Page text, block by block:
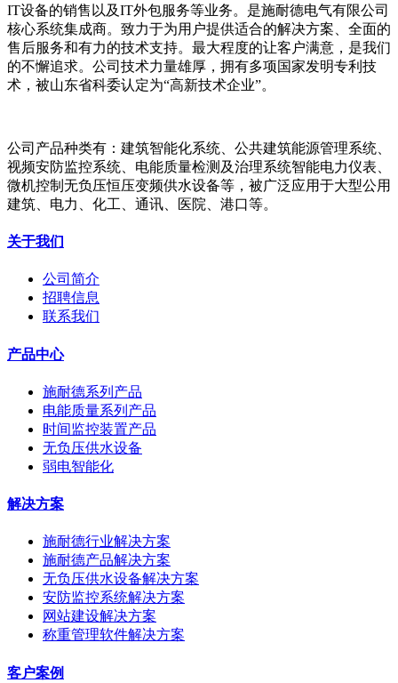
IT设备的销售以及IT外包服务等业务。是施耐德电气有限公司
核心系统集成商。致力于为用户提供适合的解决方案、全面的
售后服务和有力的技术支持。最大程度的让客户满意，是我们
的不懈追求。公司技术力量雄厚，拥有多项国家发明专利技
术，被山东省科委认定为“高新技术企业”。
公司产品种类有：建筑智能化系统、公共建筑能源管理系统、
视频安防监控系统、电能质量检测及治理系统智能电力仪表、
微机控制无负压恒压变频供水设备等，被广泛应用于大型公用
建筑、电力、化工、通讯、医院、港口等。
关于我们
公司简介
招聘信息
联系我们
产品中心
施耐德系列产品
电能质量系列产品
时间监控装置产品
无负压供水设备
弱电智能化
解决方案
施耐德行业解决方案
施耐德产品解决方案
无负压供水设备解决方案
安防监控系统解决方案
网站建设解决方案
称重管理软件解决方案
客户案例